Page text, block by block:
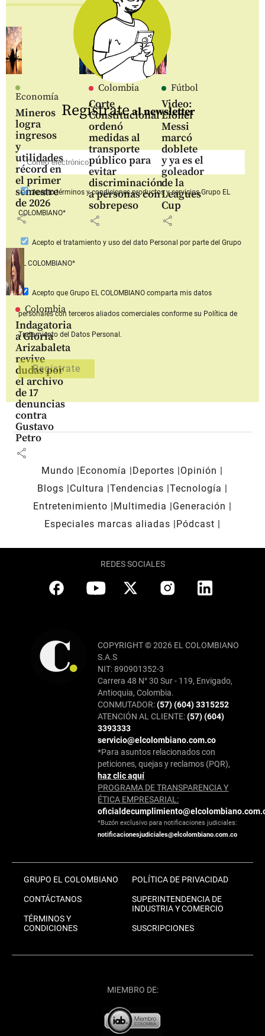
Economía
Mineros
logra
ingresos
y
utilidades
récord en
el primer
semestre
de 2026
share
Colombia
Corte
Constitucional
ordenó
medidas al
transporte
público para
evitar
discriminación
a personas con
sobrepeso
share
Fútbol
Video:
Lionel
Messi
marcó
doblete
y ya es el
goleador
de la
Leagues
Cup
share
Colombia
Indagatoria
a Gloria
Arizabaleta
revive
dudas por
el archivo
de 17
denuncias
contra
Gustavo
Petro
share
Regístrateal newsletter
Aceptotérminos y condiciones productos y serviciosGrupo EL
COLOMBIANO*
Acepto el tratamiento y uso del dato Personal por parte del Grupo
EL COLOMBIANO*
Acepto que Grupo EL COLOMBIANOcomparta mis datos
personales con terceros aliados comerciales conforme su Política de
Tratamiento del Datos Personal.
Mundo Economía Deportes
Opinión
Blogs
Cultura Tendencias Tecnología
Entretenimiento
Multimedia
Generación
Especiales marcas aliadas
Pódcast
REDES SOCIALES
COPYRIGHT © 2026 EL COLOMBIANO
S.A.S
NIT: 890901352-3
Carrera 48 N° 30 Sur - 119, Envigado,
Antioquia, Colombia.
CONMUTADOR:(57) (604) 3315252
ATENCIÓN AL CLIENTE:(57) (604)
3393333
servicio@elcolombiano.com.co
*Para asuntos relacionados con
peticiones, quejas y reclamos (PQR),
haz clic aquí
PROGRAMA DE TRANSPARENCIA Y
ÉTICA EMPRESARIAL:
*Buzón exclusivo para notificaciones judiciales:
notificacionesjudiciales@elcolombiano.com.co
GRUPO EL COLOMBIANO
CONTÁCTANOS
TÉRMINOS Y
CONDICIONES
POLÍTICA DE PRIVACIDAD
SUPERINTENDENCIA DE
INDUSTRIA Y COMERCIO
SUSCRIPCIONES
MIEMBRO DE: